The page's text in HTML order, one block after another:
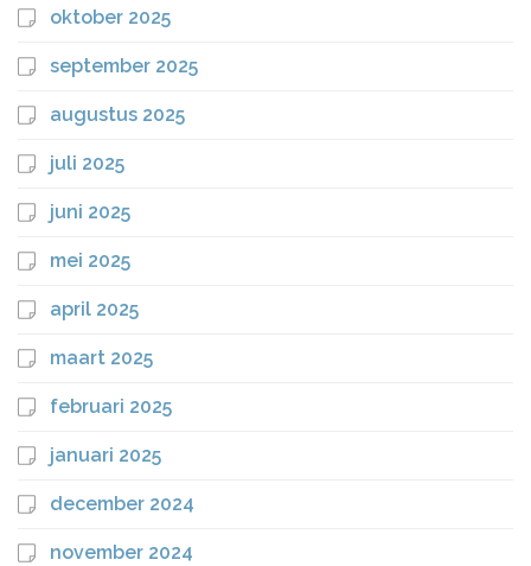
oktober 2025
september 2025
augustus 2025
juli 2025
juni 2025
mei 2025
april 2025
maart 2025
februari 2025
januari 2025
december 2024
november 2024